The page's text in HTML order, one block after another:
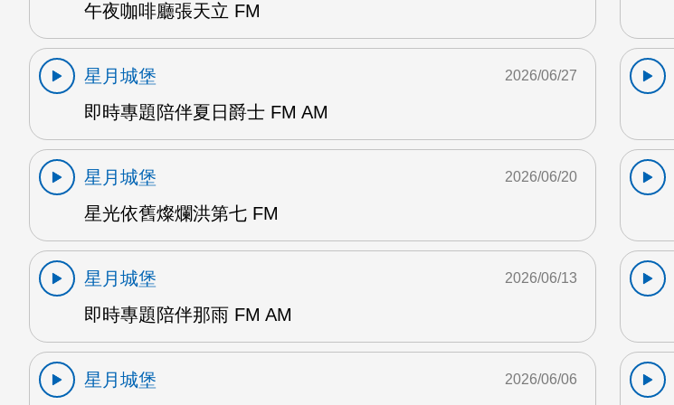
午夜咖啡廳張天立 FM
星月城堡
即時專題陪伴夏日爵士 FM AM
2026/06/27
星月城堡
星光依舊燦爛洪第七 FM
2026/06/20
星月城堡
即時專題陪伴那雨 FM AM
2026/06/13
星月城堡
2026/06/06